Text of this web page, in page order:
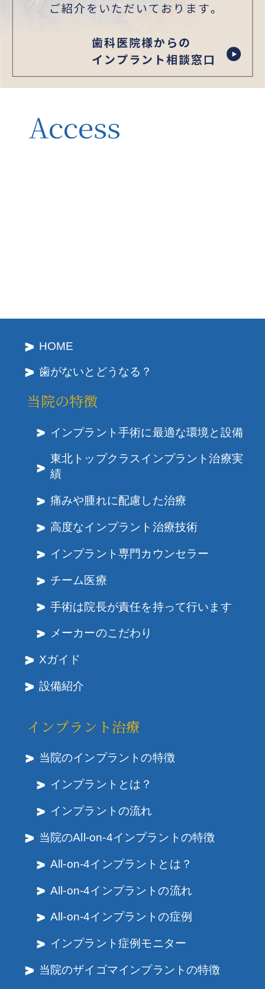
Access
HOME
歯がないとどうなる？
当院の特徴
インプラント手術に最適な環境と設備
東北トップクラスインプラント治療実
績
痛みや腫れに配慮した治療
高度なインプラント治療技術
インプラント専門カウンセラー
チーム医療
手術は院長が責任を持って行います
メーカーのこだわり
Xガイド
設備紹介
インプラント治療
当院のインプラントの特徴
インプラントとは？
インプラントの流れ
当院のAll-on-4インプラントの特徴
All-on-4インプラントとは？
All-on-4インプラントの流れ
All-on-4インプラントの症例
インプラント症例モニター
当院のザイゴマインプラントの特徴